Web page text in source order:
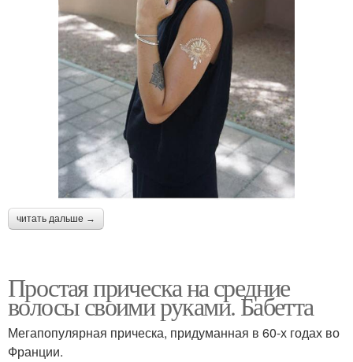
читать дальше →
Простая прическа на средние
волосы своими руками. Бабетта
Мегапопулярная прическа, придуманная в 60-х годах во
Франции.